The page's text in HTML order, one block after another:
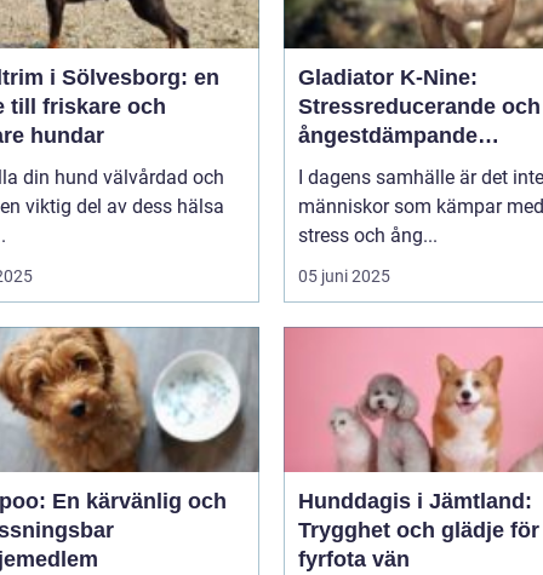
i Sölvesborg: en
till friskare och
hundar
din hund välvårdad och
viktig del av dess hälsa
Gladiator K-Nine:
Stressreducerande och
ångestdämpande
hundhalsband
I dagens samhälle är det
människor som kämpar med
stress och ång...
05 juni 2025
En kärvänlig och
Hunddagis i Jämtland:
Trygghet och glädje
fyrfota vän